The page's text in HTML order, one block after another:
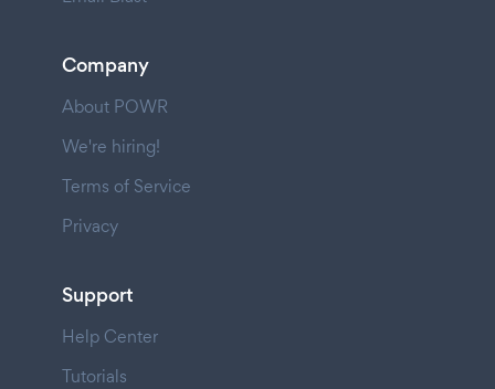
Company
About POWR
We're hiring!
Terms of Service
Privacy
Support
Help Center
Tutorials